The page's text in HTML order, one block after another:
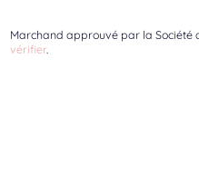
Marchand approuvé par la Société
vérifier.